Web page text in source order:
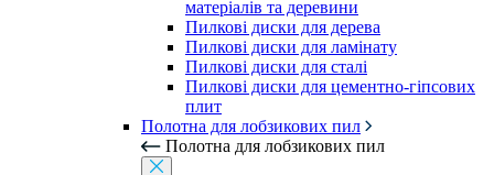
матеріалів та деревини
Пилкові диски для дерева
Пилкові диски для ламінату
Пилкові диски для сталі
Пилкові диски для цементно-гіпсових
плит
Полотна для лобзикових пил
Полотна для лобзикових пил